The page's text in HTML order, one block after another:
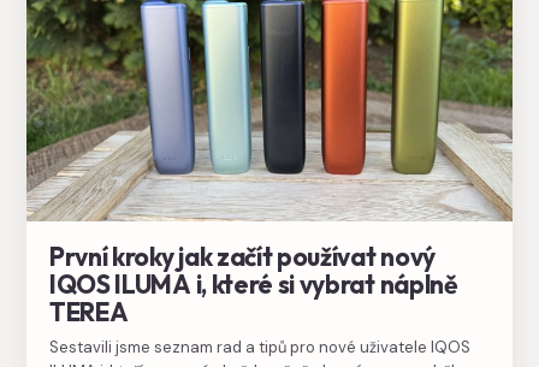
První kroky jak začít používat nový
IQOS ILUMA i, které si vybrat náplně
TEREA
Sestavili jsme seznam rad a tipů pro nové uživatele IQOS